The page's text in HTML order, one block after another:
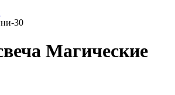
30
Магические